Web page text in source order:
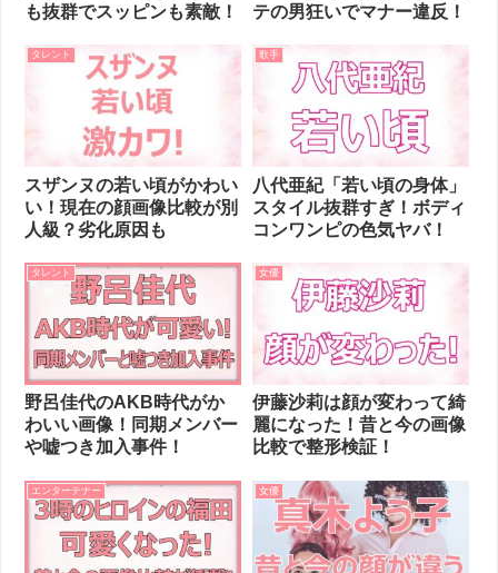
も抜群でスッピンも素敵！
テの男狂いでマナー違反！
タレント
スザンヌの若い頃がかわい
い！現在の顔画像比較が別
人級？劣化原因も
歌手
八代亜紀「若い頃の身体」
スタイル抜群すぎ！ボディ
コンワンピの色気ヤバ！
タレント
野呂佳代のAKB時代がか
わいい画像！同期メンバー
や嘘つき加入事件！
女優
伊藤沙莉は顔が変わって綺
麗になった！昔と今の画像
比較で整形検証！
エンターテナー 女優